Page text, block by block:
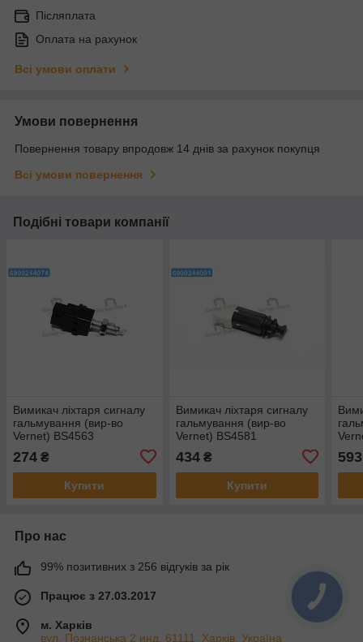
Післяплата
Оплата на рахунок
Всі умови оплати
Умови повернення
Повернення товару впродовж 14 днів за рахунок покупця
Всі умови повернення
Подібні товари компанії
Вимикач ліхтаря сигналу
гальмування (вир-во
Vernet) BS4563
274 ₴
Купити
Вимикач ліхтаря сигналу
гальмування (вир-во
Vernet) BS4581
434₴
Купити
593
Про нас
99% позитивних з 256 відгуків за рік
Працює з 27.03.2017
м. Харків
вул. Познанська 2 инд. 61111, Харків, Україна
КНОПКА
ЗВ'ЯЗКУ